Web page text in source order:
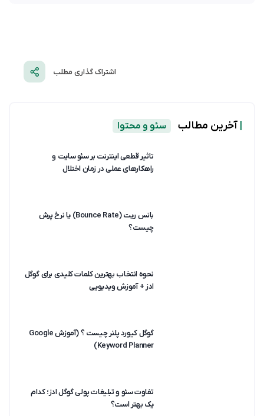
اشتراک گذاری مطلب
آخرین مطالب سئو و محتوا
تاثیر قطعی اینترنت بر سئو سایت و
راهکارهای عملی در زمان اختلال
بانس ریت (Bounce Rate) یا نرخ پرش
چیست؟
نحوه انتخاب بهترین کلمات کلیدی برای گوگل
ادز + آموزش ویدیویی
گوگل کیورد پلنر چیست ؟ (آموزش Google
Keyword Planner)
تفاوت سئو و تبلیغات پولی گوگل ادز؛ کدام
یک بهتر است؟